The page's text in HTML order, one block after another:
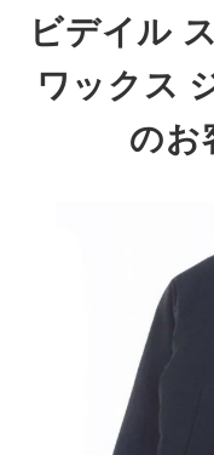
ビデイル
ワックス
のお